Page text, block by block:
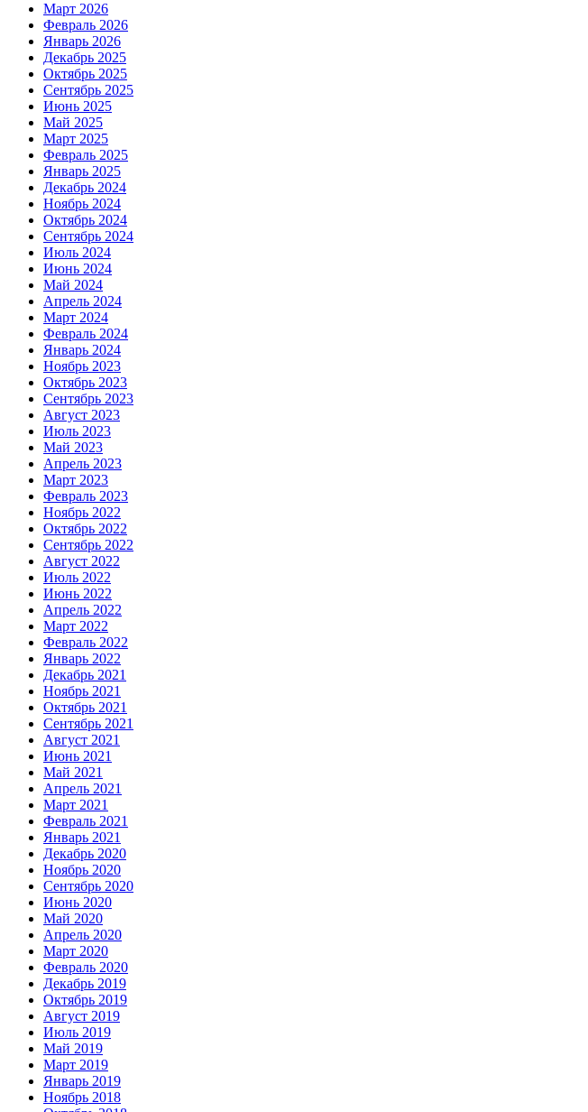
Март 2026
Февраль 2026
Январь 2026
Декабрь 2025
Октябрь 2025
Сентябрь 2025
Июнь 2025
Май 2025
Март 2025
Февраль 2025
Январь 2025
Декабрь 2024
Ноябрь 2024
Октябрь 2024
Сентябрь 2024
Июль 2024
Июнь 2024
Май 2024
Апрель 2024
Март 2024
Февраль 2024
Январь 2024
Ноябрь 2023
Октябрь 2023
Сентябрь 2023
Август 2023
Июль 2023
Май 2023
Апрель 2023
Март 2023
Февраль 2023
Ноябрь 2022
Октябрь 2022
Сентябрь 2022
Август 2022
Июль 2022
Июнь 2022
Апрель 2022
Март 2022
Февраль 2022
Январь 2022
Декабрь 2021
Ноябрь 2021
Октябрь 2021
Сентябрь 2021
Август 2021
Июнь 2021
Май 2021
Апрель 2021
Март 2021
Февраль 2021
Январь 2021
Декабрь 2020
Ноябрь 2020
Сентябрь 2020
Июнь 2020
Май 2020
Апрель 2020
Март 2020
Февраль 2020
Декабрь 2019
Октябрь 2019
Август 2019
Июль 2019
Май 2019
Март 2019
Январь 2019
Ноябрь 2018